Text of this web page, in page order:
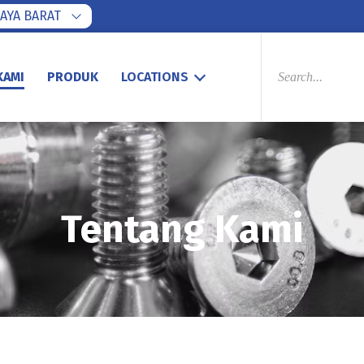
BARAT
PRODUK LOCATIONS
PRODUCTS
Tentang Kami